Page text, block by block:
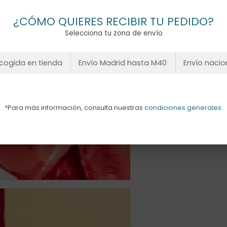
¿CÓMO QUIERES RECIBIR TU PEDIDO?
Selecciona tu zona de envío
en tienda Envío Madrid hasta M40 Envío
*Para más información, consulta nuestras condiciones generales.